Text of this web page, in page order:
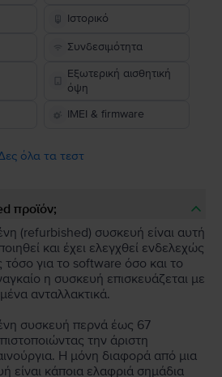
Ιστορικό
Συνδεσιμότητα
Εξωτερική αισθητική
όψη
IMEI & firmware
όλα τα τεστ
προϊόν;
(refurbished) συσκευή είναι αυτή
και έχει ελεγχθεί ενδελεχώς
τόσο για το software όσο και το
η συσκευή επισκευάζεται με
ανταλλακτικά.
συσκευή περνά έως 67
την άριστη
Η μόνη διαφορά από μια
είναι κάποια ελαφριά σημάδια